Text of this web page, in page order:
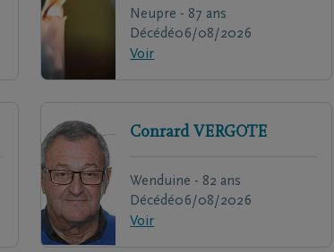
Neupre - 87 ans
Décédé06/08/2026
Voir
Conrard VERGOTE
Wenduine - 82 ans
Décédé06/08/2026
Voir